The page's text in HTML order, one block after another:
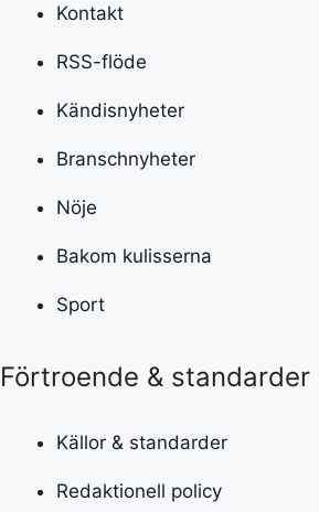
Kontakt
RSS-flöde
Kändisnyheter
Branschnyheter
Nöje
Bakom kulisserna
Sport
Förtroende & standarder
Källor & standarder
Redaktionell policy